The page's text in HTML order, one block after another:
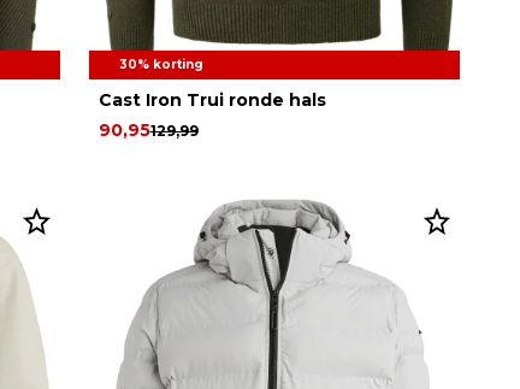
30% korting
Cast Iron Trui ronde hals
129,99
90,95